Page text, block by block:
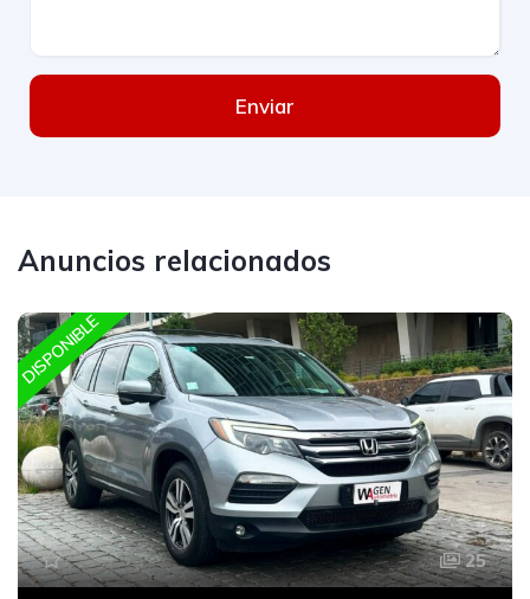
Enviar
Anuncios relacionados
DISPONIBLE
25